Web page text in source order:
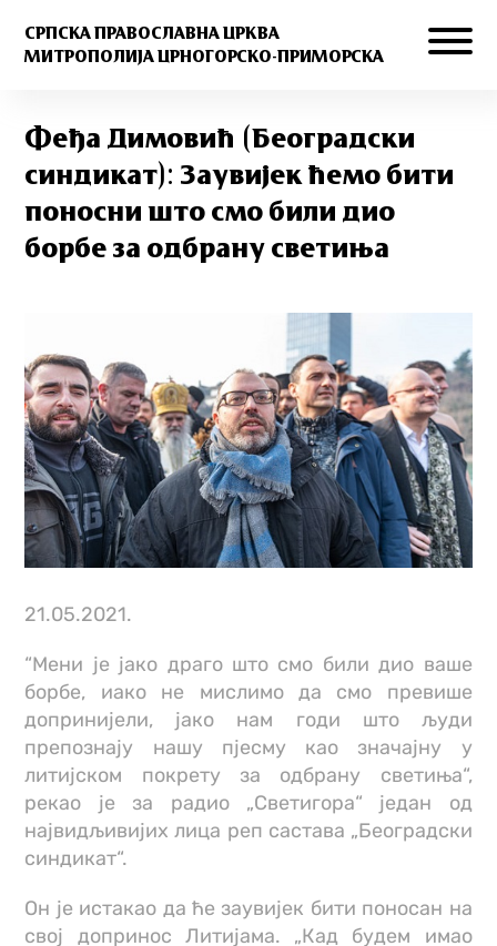
СРПСКА ПРАВОСЛАВНА ЦРКВА
МИТРОПОЛИЈА ЦРНОГОРСКО-ПРИМОРСКА
Феђа Димовић (Београдски
синдикат): Заувијек ћемо бити
поносни што смо били дио
борбе за одбрану светиња
21.05.2021.
“Мени је јако драго што смо били дио ваше
борбе, иако не мислимо да смо превише
допринијели, јако нам годи што људи
препознају нашу пјесму као значајну у
литијском покрету за одбрану светиња“,
рекао је за радио „Светигора“ један од
највидљивијих лица реп састава „Београдски
синдикат“.
Он је истакао да ће заувијек бити поносан на
свој допринос Литијама. „Кад будем имао